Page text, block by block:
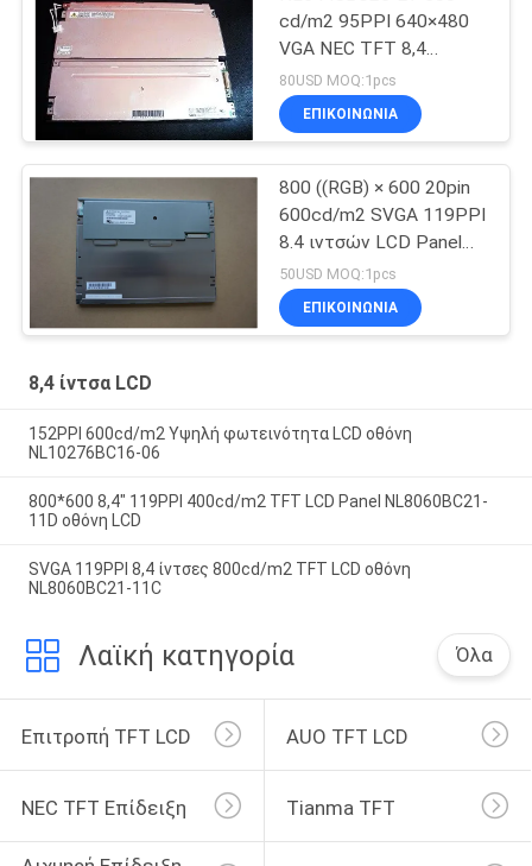
cd/m2 95PPI 640×480
VGA NEC TFT 8,4
ιντσών LCD
80USD MOQ:1pcs
ΕΠΙΚΟΙΝΩΝΙΑ
800 ((RGB) × 600 20pin
600cd/m2 SVGA 119PPI
8.4 ιντσών LCD Panel
AA084SB01
50USD MOQ:1pcs
ΕΠΙΚΟΙΝΩΝΙΑ
8,4 ίντσα LCD
152PPI 600cd/m2 Υψηλή φωτεινότητα LCD οθόνη
NL10276BC16-06
800*600 8,4" 119PPI 400cd/m2 TFT LCD Panel NL8060BC21-
11D οθόνη LCD
SVGA 119PPI 8,4 ίντσες 800cd/m2 TFT LCD οθόνη
NL8060BC21-11C
Λαϊκή κατηγορία Όλα
Επιτροπή TFT LCD AUO TFT LCD
NEC TFT Επίδειξη Tianma TFT